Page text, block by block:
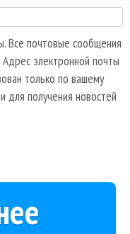
Все почтовые сообщения
Адрес электронной почты
только по вашему
для получения новостей